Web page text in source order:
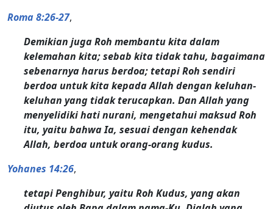
Roma 8:26-27,
Demikian juga Roh membantu kita dalam
kelemahan kita; sebab kita tidak tahu, bagaimana
sebenarnya harus berdoa; tetapi Roh sendiri
berdoa untuk kita kepada Allah dengan keluhan-
keluhan yang tidak terucapkan. Dan Allah yang
menyelidiki hati nurani, mengetahui maksud Roh
itu, yaitu bahwa Ia, sesuai dengan kehendak
Allah, berdoa untuk orang-orang kudus.
Yohanes 14:26,
tetapi Penghibur, yaitu Roh Kudus, yang akan